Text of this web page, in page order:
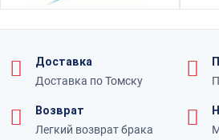
Доставка
Доставка по Томску
Возврат
Легкий возврат брака